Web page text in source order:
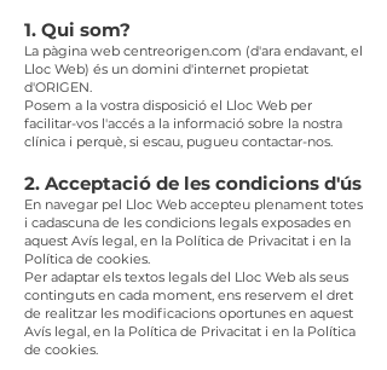
1. Qui som?
La pàgina web centreorigen.com (d'ara endavant, el
Lloc Web) és un domini d'internet propietat
d'ORIGEN.
Posem a la vostra disposició el Lloc Web per
facilitar-vos l'accés a la informació sobre la nostra
clínica i perquè, si escau, pugueu contactar-nos.
2. Acceptació de les condicions d'ús
En navegar pel Lloc Web accepteu plenament totes
i cadascuna de les condicions legals exposades en
aquest Avís legal, en la Política de Privacitat i en la
Política de cookies.
Per adaptar els textos legals del Lloc Web als seus
continguts en cada moment, ens reservem el dret
de realitzar les modificacions oportunes en aquest
Avís legal, en la Política de Privacitat i en la Política
de cookies.